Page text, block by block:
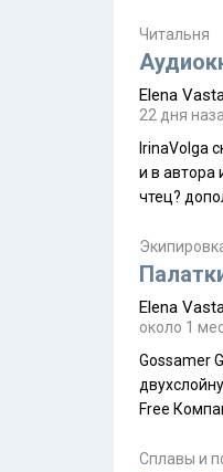
краешек,
ауру
природа,
такая как
ступень
нам
надеюсь
Читальня
Elena
22 дня
IrinaVolga
и в автора и
чтец?
Elena
около 1
Gossamer
Free Компания Gossamer
Сплавы и